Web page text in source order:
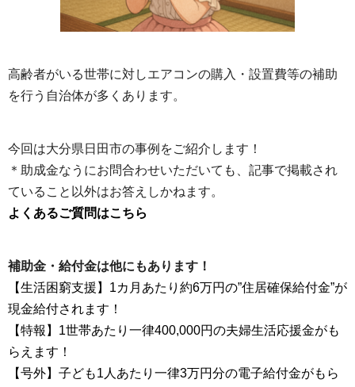
高齢者がいる世帯に対しエアコンの購入・設置費等の補助
を行う自治体が多くあります。
今回は大分県日田市の事例をご紹介します！
＊助成金なうにお問合わせいただいても、記事で掲載され
ていること以外はお答えしかねます。
よくあるご質問はこちら
補助金・給付金は他にもあります！
【生活困窮支援】1カ月あたり約6万円の”住居確保給付金”が
現金給付されます！
【特報】1世帯あたり一律400,000円の夫婦生活応援金がも
らえます！
【号外】子ども1人あたり一律3万円分の電子給付金がもら